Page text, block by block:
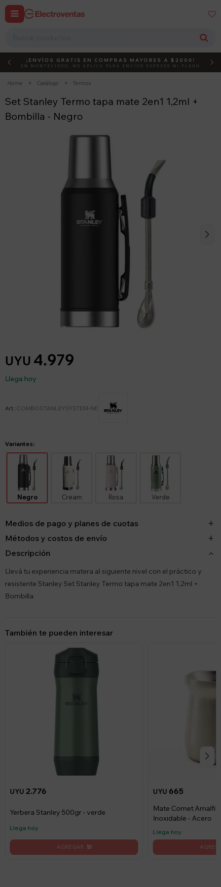
 
DEBUT ACTIVÁ EL CÓDIGO
¡ENVÍOS GRATIS EN COMPRAS MAYORES A $2000!
EN MONTEVIDEO, NO APLICA PARA ENVÍOS EXPRESS NI FLASH
Home Catálogo Termos
Set Stanley Termo tapa mate 2en1 1,2ml +
Bombilla - Negro
UYU 4.979
Llega hoy
COMBOSTANLEYSYSTEM-NE
Variantes:
Negro Cream Rosa Verde
Medios de pago y planes de cuotas
Métodos y costos de envío
Descripción
Llevá tu experiencia matera al siguiente nivel con el práctico y
resistente Stanley Set Stanley Termo tapa mate 2en1 1,2ml +
Bombilla
También te pueden interesar
UYU 2.776
Yerbera Stanley 500gr - verde
Llega hoy
UYU 665
Mate Comet Amalfi
Inoxidable - Acero
Llega hoy